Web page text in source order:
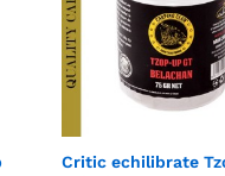
Critic echilibrate